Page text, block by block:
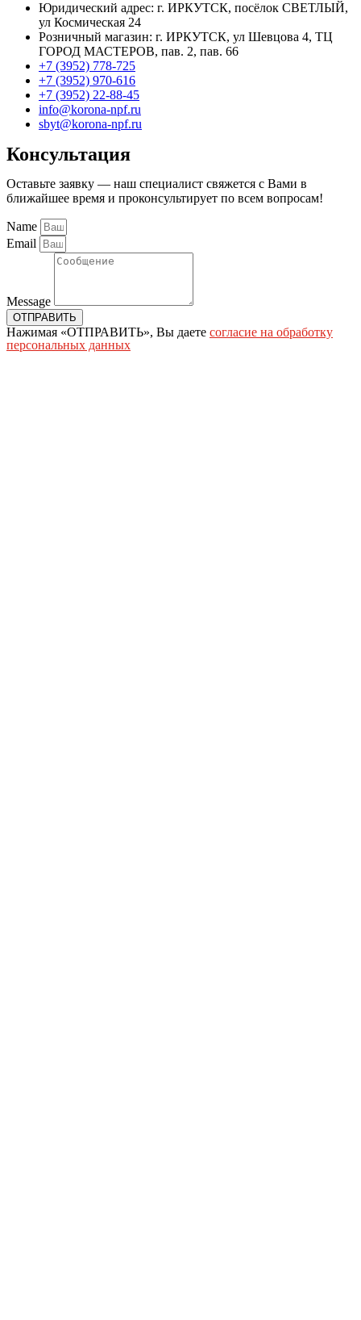
Юридический адрес: г. ИРКУТСК, посёлок СВЕТЛЫЙ,
ул Космическая 24
Розничный магазин: г. ИРКУТСК, ул Шевцова 4, ТЦ
ГОРОД МАСТЕРОВ, пав. 2, пав. 66
+7 (3952) 778-725
+7 (3952) 970-616
+7 (3952) 22-88-45
info@korona-npf.ru
sbyt@korona-npf.ru
Консультация
Оставьте заявку — наш специалист свяжется с Вами в
ближайшее время и проконсультирует по всем вопросам!
Name
Email
Message
ОТПРАВИТЬ
Нажимая «ОТПРАВИТЬ», Вы даете согласие на обработку
персональных данных